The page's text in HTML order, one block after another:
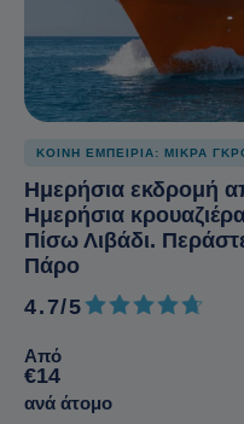
ΚΟΙΝΗ ΕΜΠΕΙΡΙΑ: ΜΙΚΡΑ
Ημερήσια εκδρομή
Ημερήσια
Πίσω Λιβάδι.
Πάρο
4.7/54.7 από 5
Από
€14
ανά άτομο